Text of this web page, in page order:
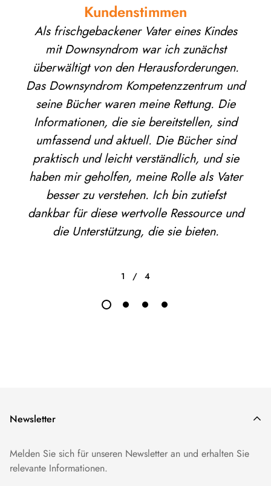
Kundenstimmen
Als frischgebackener Vater eines Kindes
mit Downsyndrom war ich zunächst
überwältigt von den Herausforderungen.
Das Downsyndrom Kompetenzzentrum und
seine Bücher waren meine Rettung. Die
Informationen, die sie bereitstellen, sind
umfassend und aktuell. Die Bücher sind
praktisch und leicht verständlich, und sie
haben mir geholfen, meine Rolle als Vater
besser zu verstehen. Ich bin zutiefst
dankbar für diese wertvolle Ressource und
die Unterstützung, die sie bieten.
1 / 4
Newsletter
Melden Sie sich für unseren Newsletter an und erhalten Sie
relevante Informationen.